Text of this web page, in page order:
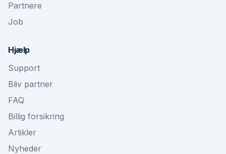
Partnere
Job
Hjælp
Support
Bliv partner
FAQ
Billig forsikring
Artikler
Nyheder